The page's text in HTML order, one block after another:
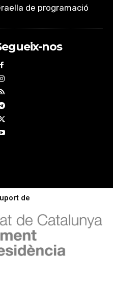
de programació
nos
de